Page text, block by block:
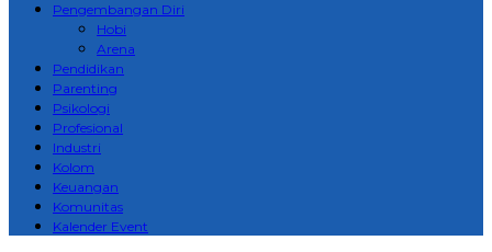
Pengembangan Diri
Hobi
Arena
Pendidikan
Parenting
Psikologi
Profesional
Industri
Kolom
Keuangan
Komunitas
Kalender Event